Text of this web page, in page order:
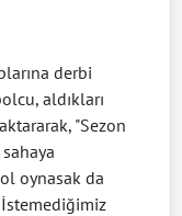
derbi
aldıkları
"Sezon
oynasak da
İstemediğimiz